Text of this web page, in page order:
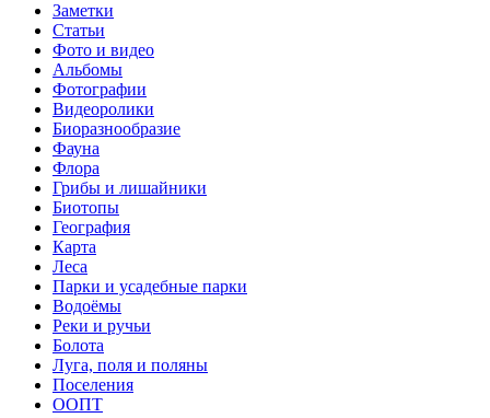
Заметки
Статьи
Фото и видео
Альбомы
Фотографии
Видеоролики
Биоразнообразие
Фауна
Флора
Грибы и лишайники
Биотопы
География
Карта
Леса
Парки и усадебные парки
Водоёмы
Реки и ручьи
Болота
Луга, поля и поляны
Поселения
ООПТ